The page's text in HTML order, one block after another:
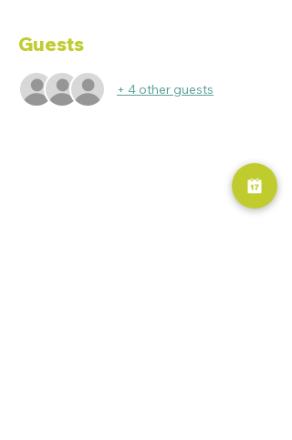
Guests
+ 4 other guests